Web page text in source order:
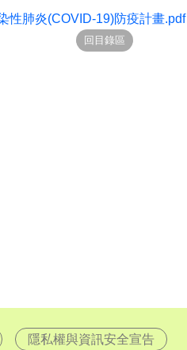
性肺炎(COVID-19)防疫計畫.pdf
隱私權與資訊安全宣告